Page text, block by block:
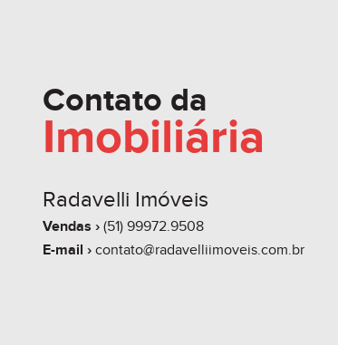
Contato da
Imobiliária
Radavelli Imóveis
Vendas ›(51) 99972.9508
E-mail ›contato@radavelliimoveis.com.br